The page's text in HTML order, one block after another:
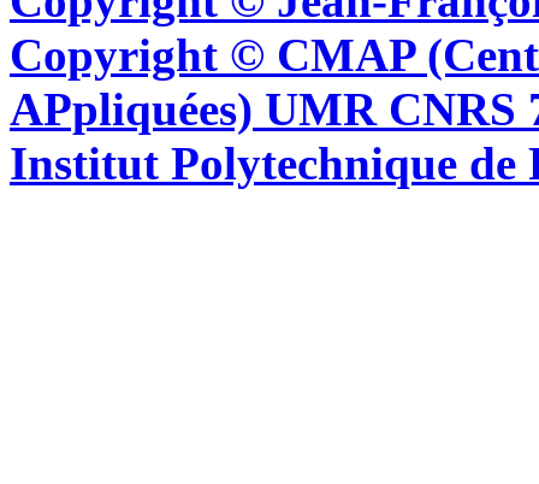
Copyright © CMAP
APpliquées) UMR CNRS
Institut Polytechnique de